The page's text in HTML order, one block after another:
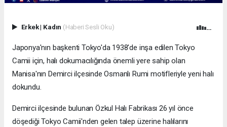
Erkek| Kadın (Haberi Sesli Oku)
Japonya'nın başkenti Tokyo'da 1938'de inşa edilen Tokyo
Camii için, halı dokumacılığında önemli yere sahip olan
Manisa'nın Demirci ilçesinde Osmanlı Rumi motifleriyle yeni halı
dokundu.
Demirci ilçesinde bulunan Özkul Halı Fabrikası 26 yıl önce
döşediği Tokyo Camii'nden gelen talep üzerine halılarını